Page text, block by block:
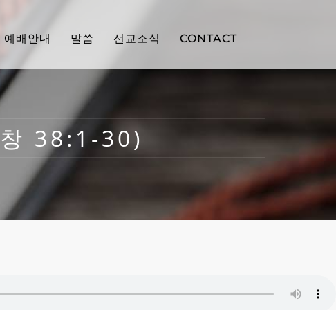
예배안내 말씀 선교소식 CONTACT
38:1-30)